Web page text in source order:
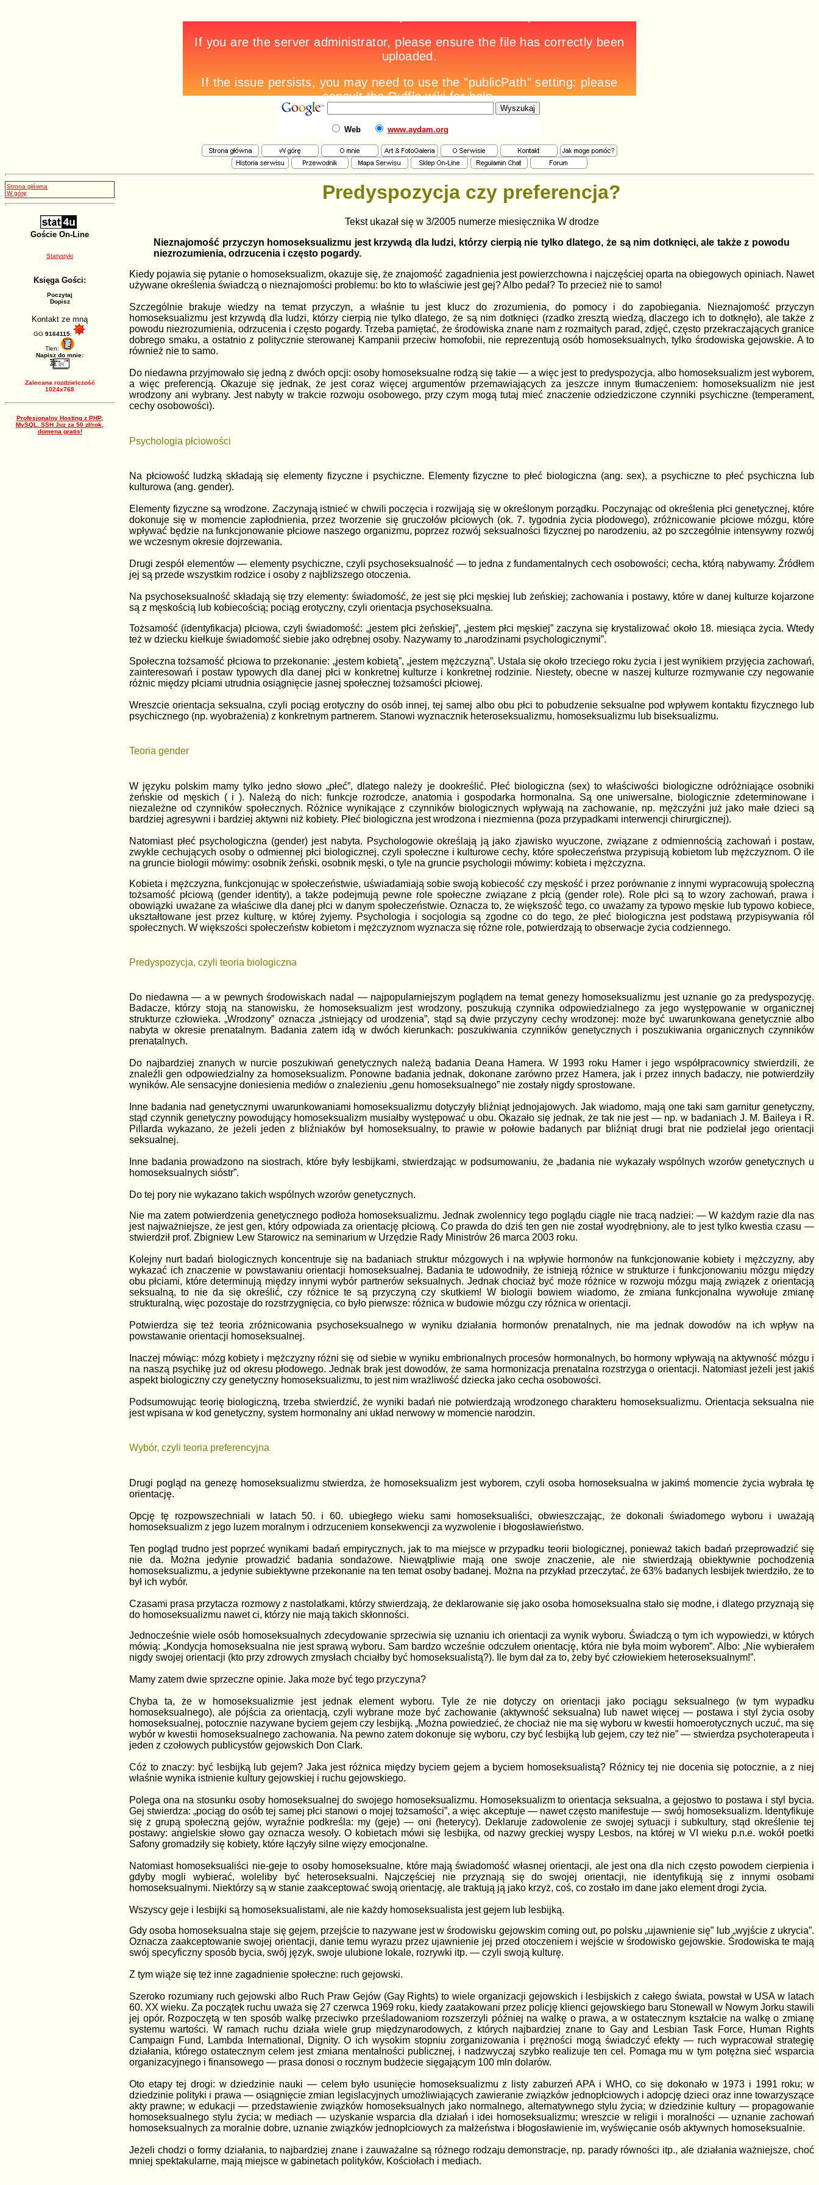
Web www.aydam.org
Strona główna
W górę
Goście On-Line
Statystyki
Księga Gości:
Poczytaj
Dopisz
Kontakt ze mną
GG 9164115:
Tlen:
Napisz do mnie:
Zalecana rozdzielczość
1024x768
Profesjonalny Hosting z PHP,
MySQL, SSH Juz za 50 zł/rok,
domena gratis!
Predyspozycja czy preferencja?
Tekst ukazał się w 3/2005 numerze miesięcznika W drodze
Nieznajomość przyczyn homoseksualizmu jest krzywdą dla ludzi, którzy cierpią nie tylko dlatego, że są nim dotknięci, ale także z powodu
niezrozumienia, odrzucenia i często pogardy.
Kiedy pojawia się pytanie o homoseksualizm, okazuje się, że znajomość zagadnienia jest powierzchowna i najczęściej oparta na obiegowych opiniach. Nawet
używane określenia świadczą o nieznajomości problemu: bo kto to właściwie jest gej? Albo pedał? To przecież nie to samo!
Szczególnie brakuje wiedzy na temat przyczyn, a właśnie tu jest klucz do zrozumienia, do pomocy i do zapobiegania. Nieznajomość przyczyn
homoseksualizmu jest krzywdą dla ludzi, którzy cierpią nie tylko dlatego, że są nim dotknięci (rzadko zresztą wiedzą, dlaczego ich to dotknęło), ale także z
powodu niezrozumienia, odrzucenia i często pogardy. Trzeba pamiętać, że środowiska znane nam z rozmaitych parad, zdjęć, często przekraczających granice
dobrego smaku, a ostatnio z politycznie sterowanej Kampanii przeciw homofobii, nie reprezentują osób homoseksualnych, tylko środowiska gejowskie. A to
również nie to samo.
Do niedawna przyjmowało się jedną z dwóch opcji: osoby homoseksualne rodzą się takie — a więc jest to predyspozycja, albo homoseksualizm jest wyborem,
a więc preferencją. Okazuje się jednak, że jest coraz więcej argumentów przemawiających za jeszcze innym tłumaczeniem: homoseksualizm nie jest
wrodzony ani wybrany. Jest nabyty w trakcie rozwoju osobowego, przy czym mogą tutaj mieć znaczenie odziedziczone czynniki psychiczne (temperament,
cechy osobowości).
Psychologia płciowości
Na płciowość ludzką składają się elementy fizyczne i psychiczne. Elementy fizyczne to płeć biologiczna (ang. sex), a psychiczne to płeć psychiczna lub
kulturowa (ang. gender).
Elementy fizyczne są wrodzone. Zaczynają istnieć w chwili poczęcia i rozwijają się w określonym porządku. Poczynając od określenia płci genetycznej, które
dokonuje się w momencie zapłodnienia, przez tworzenie się gruczołów płciowych (ok. 7. tygodnia życia płodowego), zróżnicowanie płciowe mózgu, które
wpływać będzie na funkcjonowanie płciowe naszego organizmu, poprzez rozwój seksualności fizycznej po narodzeniu, aż po szczególnie intensywny rozwój
we wczesnym okresie dojrzewania.
Drugi zespół elementów — elementy psychiczne, czyli psychoseksualność — to jedna z fundamentalnych cech osobowości; cecha, którą nabywamy. Źródłem
jej są przede wszystkim rodzice i osoby z najbliższego otoczenia.
Na psychoseksualność składają się trzy elementy: świadomość, że jest się płci męskiej lub żeńskiej; zachowania i postawy, które w danej kulturze kojarzone
są z męskością lub kobiecością; pociąg erotyczny, czyli orientacja psychoseksualna.
Tożsamość (identyfikacja) płciowa, czyli świadomość: „jestem płci żeńskiej”, „jestem płci męskiej” zaczyna się krystalizować około 18. miesiąca życia. Wtedy
też w dziecku kiełkuje świadomość siebie jako odrębnej osoby. Nazywamy to „narodzinami psychologicznymi”.
Społeczna tożsamość płciowa to przekonanie: „jestem kobietą”, „jestem mężczyzną”. Ustala się około trzeciego roku życia i jest wynikiem przyjęcia zachowań,
zainteresowań i postaw typowych dla danej płci w konkretnej kulturze i konkretnej rodzinie. Niestety, obecne w naszej kulturze rozmywanie czy negowanie
różnic między płciami utrudnia osiągnięcie jasnej społecznej tożsamości płciowej.
Wreszcie orientacja seksualna, czyli pociąg erotyczny do osób innej, tej samej albo obu płci to pobudzenie seksualne pod wpływem kontaktu fizycznego lub
psychicznego (np. wyobrażenia) z konkretnym partnerem. Stanowi wyznacznik heteroseksualizmu, homoseksualizmu lub biseksualizmu.
Teoria gender
W języku polskim mamy tylko jedno słowo „płeć”, dlatego należy je dookreślić. Płeć biologiczna (sex) to właściwości biologiczne odróżniające osobniki
żeńskie od męskich ( i ). Należą do nich: funkcje rozrodcze, anatomia i gospodarka hormonalna. Są one uniwersalne, biologicznie zdeterminowane i
niezależne od czynników społecznych. Różnice wynikające z czynników biologicznych wpływają na zachowanie, np. mężczyźni już jako małe dzieci są
bardziej agresywni i bardziej aktywni niż kobiety. Płeć biologiczna jest wrodzona i niezmienna (poza przypadkami interwencji chirurgicznej).
Natomiast płeć psychologiczna (gender) jest nabyta. Psychologowie określają ją jako zjawisko wyuczone, związane z odmiennością zachowań i postaw,
zwykle cechujących osoby o odmiennej płci biologicznej, czyli społeczne i kulturowe cechy, które społeczeństwa przypisują kobietom lub mężczyznom. O ile
na gruncie biologii mówimy: osobnik żeński, osobnik męski, o tyle na gruncie psychologii mówimy: kobieta i mężczyzna.
Kobieta i mężczyzna, funkcjonując w społeczeństwie, uświadamiają sobie swoją kobiecość czy męskość i przez porównanie z innymi wypracowują społeczną
tożsamość płciową (gender identity), a także podejmują pewne role społeczne związane z płcią (gender role). Role płci są to wzory zachowań, prawa i
obowiązki uważane za właściwe dla danej płci w danym społeczeństwie. Oznacza to, że większość tego, co uważamy za typowo męskie lub typowo kobiece,
ukształtowane jest przez kulturę, w której żyjemy. Psychologia i socjologia są zgodne co do tego, że płeć biologiczna jest podstawą przypisywania ról
społecznych. W większości społeczeństw kobietom i mężczyznom wyznacza się różne role, potwierdzają to obserwacje życia codziennego.
Predyspozycja, czyli teoria biologiczna
Do niedawna — a w pewnych środowiskach nadal — najpopularniejszym poglądem na temat genezy homoseksualizmu jest uznanie go za predyspozycję.
Badacze, którzy stoją na stanowisku, że homoseksualizm jest wrodzony, poszukują czynnika odpowiedzialnego za jego występowanie w organicznej
strukturze człowieka. „Wrodzony” oznacza „istniejący od urodzenia”, stąd są dwie przyczyny cechy wrodzonej: może być uwarunkowana genetycznie albo
nabyta w okresie prenatalnym. Badania zatem idą w dwóch kierunkach: poszukiwania czynników genetycznych i poszukiwania organicznych czynników
prenatalnych.
Do najbardziej znanych w nurcie poszukiwań genetycznych należą badania Deana Hamera. W 1993 roku Hamer i jego współpracownicy stwierdzili, że
znaleźli gen odpowiedzialny za homoseksualizm. Ponowne badania jednak, dokonane zarówno przez Hamera, jak i przez innych badaczy, nie potwierdziły
wyników. Ale sensacyjne doniesienia mediów o znalezieniu „genu homoseksualnego” nie zostały nigdy sprostowane.
Inne badania nad genetycznymi uwarunkowaniami homoseksualizmu dotyczyły bliźniąt jednojajowych. Jak wiadomo, mają one taki sam garnitur genetyczny,
stąd czynnik genetyczny powodujący homoseksualizm musiałby występować u obu. Okazało się jednak, że tak nie jest — np. w badaniach J. M. Baileya i R.
Pillarda wykazano, że jeżeli jeden z bliźniaków był homoseksualny, to prawie w połowie badanych par bliźniąt drugi brat nie podzielał jego orientacji
seksualnej.
Inne badania prowadzono na siostrach, które były lesbijkami, stwierdzając w podsumowaniu, że „badania nie wykazały wspólnych wzorów genetycznych u
homoseksualnych sióstr”.
Do tej pory nie wykazano takich wspólnych wzorów genetycznych.
Nie ma zatem potwierdzenia genetycznego podłoża homoseksualizmu. Jednak zwolennicy tego poglądu ciągle nie tracą nadziei: — W każdym razie dla nas
jest najważniejsze, że jest gen, który odpowiada za orientację płciową. Co prawda do dziś ten gen nie został wyodrębniony, ale to jest tylko kwestia czasu —
stwierdził prof. Zbigniew Lew Starowicz na seminarium w Urzędzie Rady Ministrów 26 marca 2003 roku.
Kolejny nurt badań biologicznych koncentruje się na badaniach struktur mózgowych i na wpływie hormonów na funkcjonowanie kobiety i mężczyzny, aby
wykazać ich znaczenie w powstawaniu orientacji homoseksualnej. Badania te udowodniły, że istnieją różnice w strukturze i funkcjonowaniu mózgu między
obu płciami, które determinują między innymi wybór partnerów seksualnych. Jednak chociaż być może różnice w rozwoju mózgu mają związek z orientacją
seksualną, to nie da się określić, czy różnice te są przyczyną czy skutkiem! W biologii bowiem wiadomo, że zmiana funkcjonalna wywołuje zmianę
strukturalną, więc pozostaje do rozstrzygnięcia, co było pierwsze: różnica w budowie mózgu czy różnica w orientacji.
Potwierdza się też teoria zróżnicowania psychoseksualnego w wyniku działania hormonów prenatalnych, nie ma jednak dowodów na ich wpływ na
powstawanie orientacji homoseksualnej.
Inaczej mówiąc: mózg kobiety i mężczyzny różni się od siebie w wyniku embrionalnych procesów hormonalnych, bo hormony wpływają na aktywność mózgu i
na naszą psychikę już od okresu płodowego. Jednak brak jest dowodów, że sama hormonizacja prenatalna rozstrzyga o orientacji. Natomiast jeżeli jest jakiś
aspekt biologiczny czy genetyczny homoseksualizmu, to jest nim wrażliwość dziecka jako cecha osobowości.
Podsumowując teorię biologiczną, trzeba stwierdzić, że wyniki badań nie potwierdzają wrodzonego charakteru homoseksualizmu. Orientacja seksualna nie
jest wpisana w kod genetyczny, system hormonalny ani układ nerwowy w momencie narodzin.
Wybór, czyli teoria preferencyjna
Drugi pogląd na genezę homoseksualizmu stwierdza, że homoseksualizm jest wyborem, czyli osoba homoseksualna w jakimś momencie życia wybrała tę
orientację.
Opcję tę rozpowszechniali w latach 50. i 60. ubiegłego wieku sami homoseksualiści, obwieszczając, że dokonali świadomego wyboru i uważają
homoseksualizm z jego luzem moralnym i odrzuceniem konsekwencji za wyzwolenie i błogosławieństwo.
Ten pogląd trudno jest poprzeć wynikami badań empirycznych, jak to ma miejsce w przypadku teorii biologicznej, ponieważ takich badań przeprowadzić się
nie da. Można jedynie prowadzić badania sondażowe. Niewątpliwie mają one swoje znaczenie, ale nie stwierdzają obiektywnie pochodzenia
homoseksualizmu, a jedynie subiektywne przekonanie na ten temat osoby badanej. Można na przykład przeczytać, że 63% badanych lesbijek twierdziło, że to
był ich wybór.
Czasami prasa przytacza rozmowy z nastolatkami, którzy stwierdzają, że deklarowanie się jako osoba homoseksualna stało się modne, i dlatego przyznają się
do homoseksualizmu nawet ci, którzy nie mają takich skłonności.
Jednocześnie wiele osób homoseksualnych zdecydowanie sprzeciwia się uznaniu ich orientacji za wynik wyboru. Świadczą o tym ich wypowiedzi, w których
mówią: „Kondycja homoseksualna nie jest sprawą wyboru. Sam bardzo wcześnie odczułem orientację, która nie była moim wyborem”. Albo: „Nie wybierałem
nigdy swojej orientacji (kto przy zdrowych zmysłach chciałby być homoseksualistą?). Ile bym dał za to, żeby być człowiekiem heteroseksualnym!”.
Mamy zatem dwie sprzeczne opinie. Jaka może być tego przyczyna?
Chyba ta, że w homoseksualizmie jest jednak element wyboru. Tyle że nie dotyczy on orientacji jako pociągu seksualnego (w tym wypadku
homoseksualnego), ale pójścia za orientacją, czyli wybrane może być zachowanie (aktywność seksualna) lub nawet więcej — postawa i styl życia osoby
homoseksualnej, potocznie nazywane byciem gejem czy lesbijką. „Można powiedzieć, że chociaż nie ma się wyboru w kwestii homoerotycznych uczuć, ma się
wybór w kwestii homoseksualnego zachowania. Na pewno zatem dokonuje się wyboru, czy być lesbijką lub gejem, czy też nie” — stwierdza psychoterapeuta i
jeden z czołowych publicystów gejowskich Don Clark.
Cóż to znaczy: być lesbijką lub gejem? Jaka jest różnica między byciem gejem a byciem homoseksualistą? Różnicy tej nie docenia się potocznie, a z niej
właśnie wynika istnienie kultury gejowskiej i ruchu gejowskiego.
Polega ona na stosunku osoby homoseksualnej do swojego homoseksualizmu. Homoseksualizm to orientacja seksualna, a gejostwo to postawa i styl bycia.
Gej stwierdza: „pociąg do osób tej samej płci stanowi o mojej tożsamości”, a więc akceptuje — nawet często manifestuje — swój homoseksualizm. Identyfikuje
się z grupą społeczną gejów, wyraźnie podkreśla: my (geje) — oni (heterycy). Deklaruje zadowolenie ze swojej sytuacji i subkultury, stąd określenie tej
postawy: angielskie słowo gay oznacza wesoły. O kobietach mówi się lesbijka, od nazwy greckiej wyspy Lesbos, na której w VI wieku p.n.e. wokół poetki
Safony gromadziły się kobiety, które łączyły silne więzy emocjonalne.
Natomiast homoseksualiści nie-geje to osoby homoseksualne, które mają świadomość własnej orientacji, ale jest ona dla nich często powodem cierpienia i
gdyby mogli wybierać, woleliby być heteroseksualni. Najczęściej nie przyznają się do swojej orientacji, nie identyfikują się z innymi osobami
homoseksualnymi. Niektórzy są w stanie zaakceptować swoją orientację, ale traktują ją jako krzyż, coś, co zostało im dane jako element drogi życia.
Wszyscy geje i lesbijki są homoseksualistami, ale nie każdy homoseksualista jest gejem lub lesbijką.
Gdy osoba homoseksualna staje się gejem, przejście to nazywane jest w środowisku gejowskim coming out, po polsku „ujawnienie się” lub „wyjście z ukrycia”.
Oznacza zaakceptowanie swojej orientacji, danie temu wyrazu przez ujawnienie jej przed otoczeniem i wejście w środowisko gejowskie. Środowiska te mają
swój specyficzny sposób bycia, swój język, swoje ulubione lokale, rozrywki itp. — czyli swoją kulturę.
Z tym wiąże się też inne zagadnienie społeczne: ruch gejowski.
Szeroko rozumiany ruch gejowski albo Ruch Praw Gejów (Gay Rights) to wiele organizacji gejowskich i lesbijskich z całego świata, powstał w USA w latach
60. XX wieku. Za początek ruchu uważa się 27 czerwca 1969 roku, kiedy zaatakowani przez policję klienci gejowskiego baru Stonewall w Nowym Jorku stawili
jej opór. Rozpoczętą w ten sposób walkę przeciwko prześladowaniom rozszerzyli później na walkę o prawa, a w ostatecznym kształcie na walkę o zmianę
systemu wartości. W ramach ruchu działa wiele grup międzynarodowych, z których najbardziej znane to Gay and Lesbian Task Force, Human Rights
Campaign Fund, Lambda International, Dignity. O ich wysokim stopniu zorganizowania i prężności mogą świadczyć efekty — ruch wypracował strategię
działania, którego ostatecznym celem jest zmiana mentalności publicznej, i nadzwyczaj szybko realizuje ten cel. Pomaga mu w tym potężna sieć wsparcia
organizacyjnego i finansowego — prasa donosi o rocznym budżecie sięgającym 100 mln dolarów.
Oto etapy tej drogi: w dziedzinie nauki — celem było usunięcie homoseksualizmu z listy zaburzeń APA i WHO, co się dokonało w 1973 i 1991 roku; w
dziedzinie polityki i prawa — osiągnięcie zmian legislacyjnych umożliwiających zawieranie związków jednopłciowych i adopcję dzieci oraz inne towarzyszące
akty prawne; w edukacji — przedstawienie związków homoseksualnych jako normalnego, alternatywnego stylu życia; w dziedzinie kultury — propagowanie
homoseksualnego stylu życia; w mediach — uzyskanie wsparcia dla działań i idei homoseksualizmu; wreszcie w religii i moralności — uznanie zachowań
homoseksualnych za moralnie dobre, uznanie związków jednopłciowych za małżeństwa i błogosławienie im, wyświęcanie osób aktywnych homoseksualnie.
Jeżeli chodzi o formy działania, to najbardziej znane i zauważalne są różnego rodzaju demonstracje, np. parady równości itp., ale działania ważniejsze, choć
mniej spektakularne, mają miejsce w gabinetach polityków, Kościołach i mediach.